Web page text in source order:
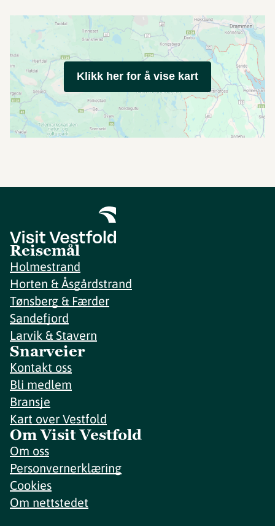
Klikk her for å vise kart
Reisemål
Holmestrand
Horten & Åsgårdstrand
Tønsberg & Færder
Sandefjord
Larvik & Stavern
Snarveier
Kontakt oss
Bli medlem
Bransje
Kart over Vestfold
Om Visit Vestfold
Om oss
Personvernerklæring
Cookies
Om nettstedet